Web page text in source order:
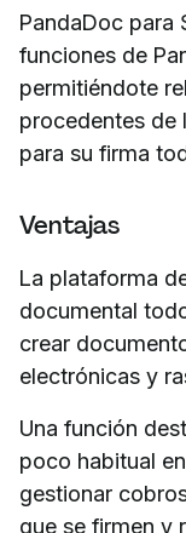
PandaDoc para
funciones de
permitiéndote
procedentes de
para su firma
Ventajas
La plataforma
documental
crear
electrónicas y
Una función
poco habitual
gestionar
que se firmen y